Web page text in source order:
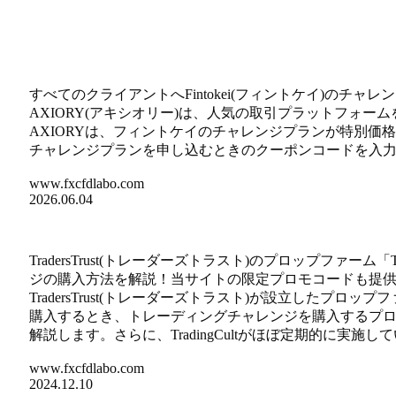
すべてのクライアントへFintokei(フィントケイ)のチャレ
AXIORY(アキシオリー)は、人気の取引プラットフォー
AXIORYは、フィントケイのチャレンジプランが特別価
チャレンジプランを申し込むときのクーポンコードを入
www.fxcfdlabo.com
2026.06.04
TradersTrust(トレーダーズトラスト)のプロップファーム
ジの購入方法を解説！当サイトの限定プロモコードも提
TradersTrust(トレーダーズトラスト)が設立したプロップ
購入するとき、トレーディングチャレンジを購入するプ
解説します。さらに、TradingCultがほぼ定期的に実施し
www.fxcfdlabo.com
2024.12.10